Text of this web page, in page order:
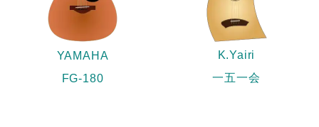
YAMAHA
FG-180
K.Yairi
一五一会